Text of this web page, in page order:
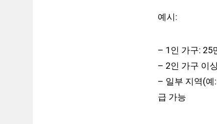
예시:
– 1인 가구: 25
– 2인 가구 이
– 일부 지역(예
급 가능